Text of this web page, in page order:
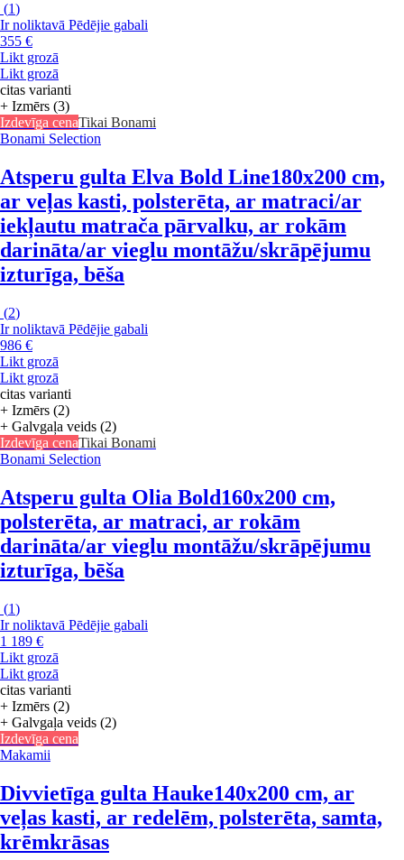
(1)
Ir noliktavā Pēdējie gabali
355 €
Likt grozā
Likt grozā
citas varianti
+ Izmērs (3)
Izdevīga cenaTikai Bonami
Bonami Selection
Atsperu gulta Elva Bold Line180x200 cm,
ar veļas kasti, polsterēta, ar matraci/ar
iekļautu matrača pārvalku, ar rokām
darināta/ar vieglu montāžu/skrāpējumu
izturīga, bēša
(2)
Ir noliktavā Pēdējie gabali
986 €
Likt grozā
Likt grozā
citas varianti
+ Izmērs (2)
+ Galvgaļa veids (2)
Izdevīga cenaTikai Bonami
Bonami Selection
Atsperu gulta Olia Bold160x200 cm,
polsterēta, ar matraci, ar rokām
darināta/ar vieglu montāžu/skrāpējumu
izturīga, bēša
(1)
Ir noliktavā Pēdējie gabali
1 189 €
Likt grozā
Likt grozā
citas varianti
+ Izmērs (2)
+ Galvgaļa veids (2)
Izdevīga cena
Makamii
Divvietīga gulta Hauke140x200 cm, ar
veļas kasti, ar redelēm, polsterēta, samta,
krēmkrāsas